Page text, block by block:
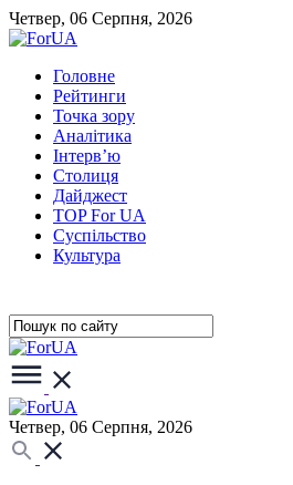
Четвер, 06 Серпня, 2026
Головне
Рейтинги
Точка зору
Аналітика
Інтерв’ю
Столиця
Дайджест
TOP For UA
Суспiльство
Культура
Четвер, 06 Серпня, 2026